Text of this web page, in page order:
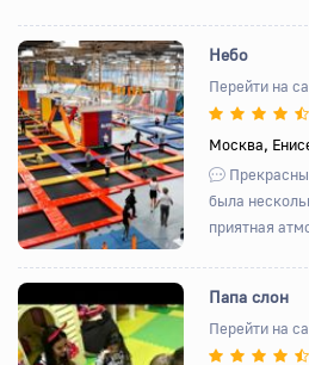
Назад Вперед
Небо
Перейти на
Москва,
была
приятная
Папа слон
Перейти на